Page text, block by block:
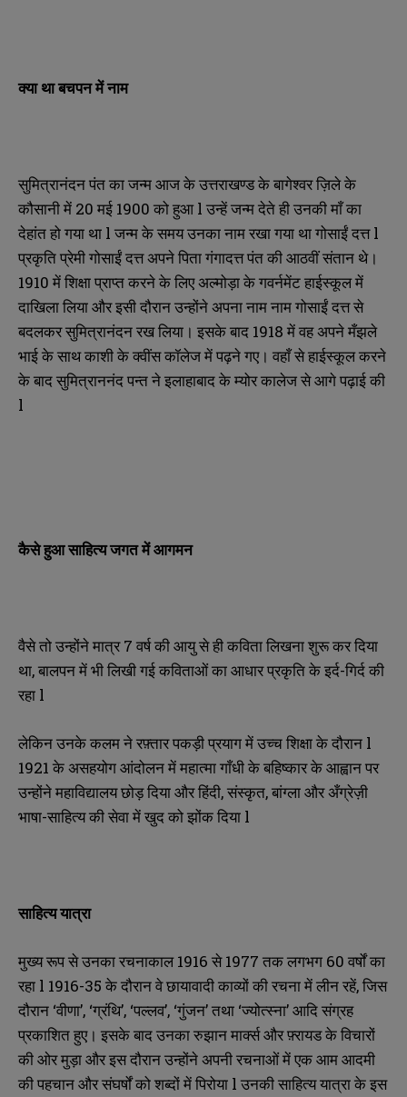
क्या था बचपन में नाम
सुमित्रानंदन पंत का जन्म आज के उत्तराखण्ड के बागेश्वर ज़िले के
कौसानी में 20 मई 1900 को हुआ l उन्हें जन्म देते ही उनकी माँ का
देहांत हो गया था l जन्म के समय उनका नाम रखा गया था गोसाईं दत्त l
प्रकृति प्रेमी गोसाईं दत्त अपने पिता गंगादत्त पंत की आठवीं संतान थे।
1910 में शिक्षा प्राप्त करने के लिए अल्मोड़ा के गवर्नमेंट हाईस्कूल में
दाखिला लिया और इसी दौरान उन्होंने अपना नाम नाम गोसाईं दत्त से
बदलकर सुमित्रानंदन रख लिया। इसके बाद 1918 में वह अपने मँझले
भाई के साथ काशी के क्वींस कॉलेज में पढ़ने गए। वहाँ से हाईस्कूल करने
के बाद सुमित्राननंद पन्त ने इलाहाबाद के म्योर कालेज से आगे पढ़ाई की
l
कैसे हुआ साहित्य जगत में आगमन
वैसे तो उन्होंने मात्र 7 वर्ष की आयु से ही कविता लिखना शुरू कर दिया
था, बालपन में भी लिखी गई कविताओं का आधार प्रकृति के इर्द-गिर्द की
रहा l
लेकिन उनके कलम ने रफ़्तार पकड़ी प्रयाग में उच्च शिक्षा के दौरान l
1921 के असहयोग आंदोलन में महात्मा गाँधी के बहिष्कार के आह्वान पर
उन्होंने महाविद्यालय छोड़ दिया और हिंदी, संस्कृत, बांग्ला और अँग्रेज़ी
भाषा-साहित्य की सेवा में खुद को झोंक दिया l
साहित्य यात्रा
मुख्य रूप से उनका रचनाकाल 1916 से 1977 तक लगभग 60 वर्षों का
रहा l 1916-35 के दौरान वे छायावादी काव्यों की रचना में लीन रहें, जिस
दौरान ‘वीणा’, ‘ग्रंथि’, ‘पल्लव’, ‘गुंजन’ तथा ‘ज्योत्स्ना’ आदि संग्रह
प्रकाशित हुए। इसके बाद उनका रुझान मार्क्स और फ़्रायड के विचारों
की ओर मुड़ा और इस दौरान उन्होंने अपनी रचनाओं में एक आम आदमी
की पहचान और संघर्षों को शब्दों में पिरोया l उनकी साहित्य यात्रा के इस